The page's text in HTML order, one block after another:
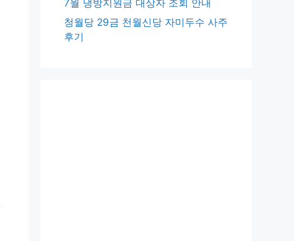
7월 냉방지원금 대상자 조회 안내
청월당 29금 천월신당 자미두수 사주
후기